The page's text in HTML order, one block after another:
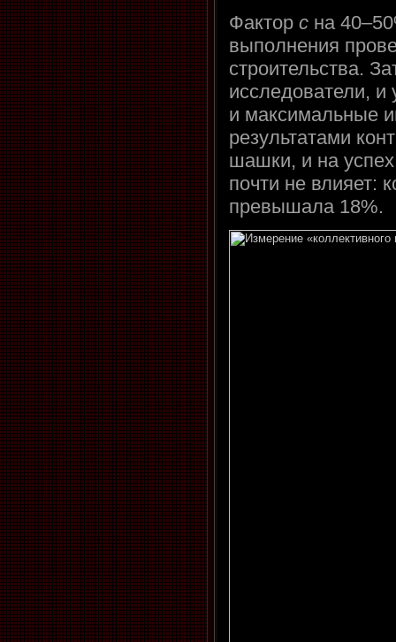
Фактор c на
выполнения
строительства.
исследователи,
и максимальные
результатами
шашки, и на
почти не влияет:
превышала 18%.